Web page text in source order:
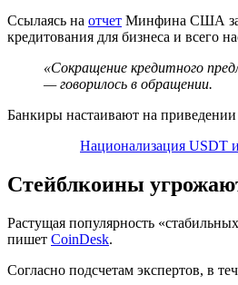
Ссылаясь на отчет Минфина США за
кредитования для бизнеса и всего
«Сокращение кредитного
— говорилось в обращении.
Банкиры настаивают на
Национализация USDT
Стейблкоины
Растущая популярность
пишет CoinDesk.
Согласно подсчетам экспертов, в